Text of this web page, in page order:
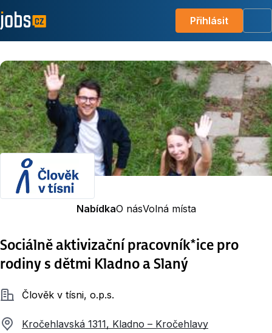
Přihlásit
NabídkaO násVolná místa
Sociálně aktivizační pracovník*ice pro
rodiny s dětmi Kladno a Slaný
SpolečnostČlověk v tísni, o.p.s.
Kročehlavská 1311, Kladno – Kročehlavy